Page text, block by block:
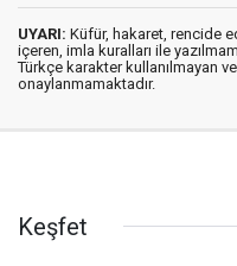
UYARI: Küfür, hakaret, rencide
içeren, imla kuralları ile
Türkçe karakter kullanılmayan
onaylanmamaktadır.
Keşfet